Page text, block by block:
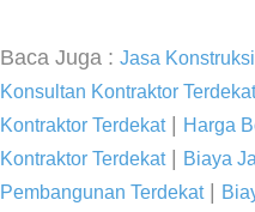
Baca Juga : Jasa
Konsultan Kontraktor Terdekat
Kontraktor Terdekat|
Harga
Kontraktor Terdekat|
Biaya
Pembangunan Terdekat|